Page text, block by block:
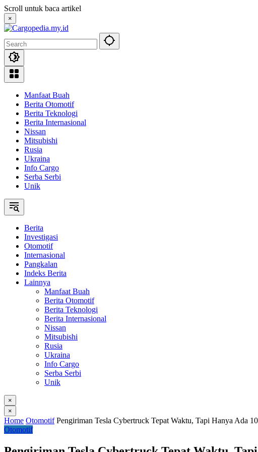
Skip
to
content
Scroll untuk baca artikel
×
Manfaat Buah
Berita Otomotif
Berita Teknologi
Berita Internasional
Nissan
Mitsubishi
Rusia
Ukraina
Info Cargo
Serba Serbi
Unik
Berita
Investigasi
Otomotif
Internasional
Pangkalan
Indeks Berita
Lainnya
Manfaat Buah
Berita Otomotif
Berita Teknologi
Berita Internasional
Nissan
Mitsubishi
Rusia
Ukraina
Info Cargo
Serba Serbi
Unik
×
×
Home Otomotif Pengiriman Tesla Cybertruck Tepat Waktu, Tapi Hanya Ada
Otomotif